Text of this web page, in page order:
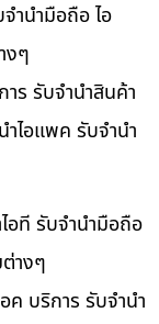
ำนำมือถือ ไอ
งๆ
ร รับจำนำสินค้า
ไอแพค รับจำนำ
อที รับจำนำมือถือ
างๆ
ค บริการ รับจำนำ